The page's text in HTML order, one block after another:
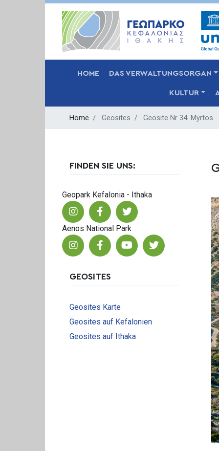
HOME DAS VERWALTUNGSORGAN
KULTUR
Home Geosites Geosite Nr 34. Myrtos
FINDEN SIE UNS:
Geopark Kefalonia - Ithaka
Aenos National Park
GEOSITES
Geosites Karte
Geosites auf Kefalonien
Geosites auf Ithaka